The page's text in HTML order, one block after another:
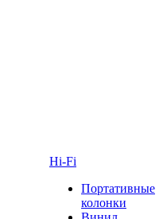
Hi-Fi
Портативные
колонки